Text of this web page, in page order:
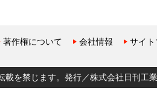
著作権について 会社情報 サイ
載を禁じます。発行／株式会社日刊